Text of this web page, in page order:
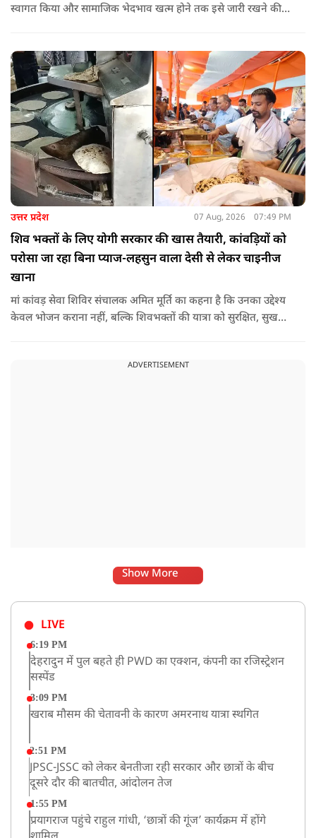
स्वागत किया और सामाजिक भेदभाव खत्म होने तक इसे जारी रखने की
उत्तर प्रदेश 07 Aug, 2026 07:49 PM
शिव भक्तों के लिए योगी सरकार की खास तैयारी, कांवड़ियों को
परोसा जा रहा बिना प्याज-लहसुन वाला देसी से लेकर चाइनीज
खाना
मां कांवड़ सेवा शिविर संचालक अमित मूर्ति का कहना है कि उनका उद्देश्य
केवल भोजन कराना नहीं, बल्कि शिवभक्तों की यात्रा को सुरक्षित, सुखद
मानकों का पालन किया जा रहा है.ADVERTISEMENT
Show More
LIVE
6:19 PM
देहरादुन में पुल बहते ही PWD का एक्शन, कंपनी का रजिस्ट्रेशन
सस्पेंड
3:09 PM
खराब मौसम की चेतावनी के कारण अमरनाथ यात्रा स्थगित
2:51 PM
JPSC-JSSC को लेकर बेनतीजा रही सरकार और छात्रों के बीच
दूसरे दौर की बातचीत, आंदोलन तेज
1:55 PM
प्रयागराज पहुंचे राहुल गांधी, ‘छात्रों की गूंज’ कार्यक्रम में होंगे